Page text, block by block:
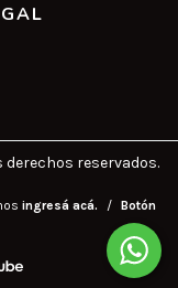
derechos reservados.
ingresá acá. /
Botón